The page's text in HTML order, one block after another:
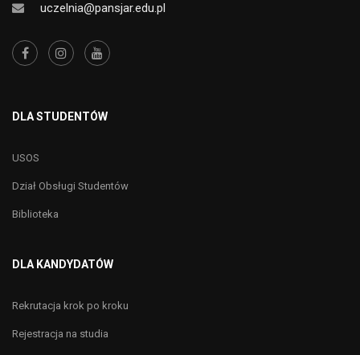
uczelnia@pansjar.edu.pl
DLA STUDENTÓW
USOS
Dział Obsługi Studentów
Biblioteka
DLA KANDYDATÓW
Rekrutacja krok po kroku
Rejestracja na studia